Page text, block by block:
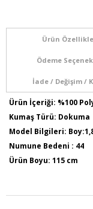
Ürün
Ödeme
İade / Değişim /
Ürün İçeriği: %100
Kumaş Türü: Dokuma
Model Bilgileri:
Numune Bedeni : 44
Ürün Boyu: 115 cm